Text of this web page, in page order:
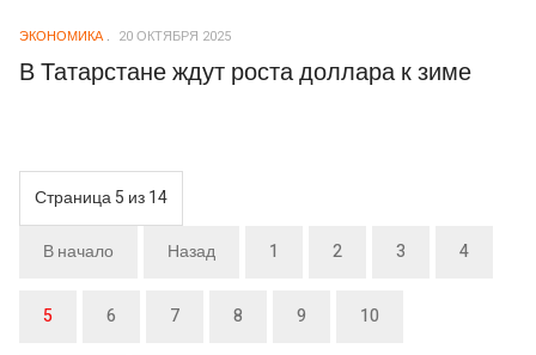
ЭКОНОМИКА 20 ОКТЯБРЯ 2025
В Татарстане ждут роста доллара к зиме
Страница 5 из 14
В начало Назад 1 2 3 4
5 6 7 8 9 10